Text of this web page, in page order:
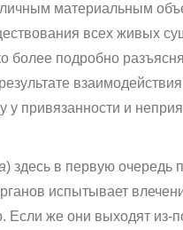
материальным
всех живых
подробно
у привязанности и
) здесь в первую очередь
испытывает
же они выходят из-